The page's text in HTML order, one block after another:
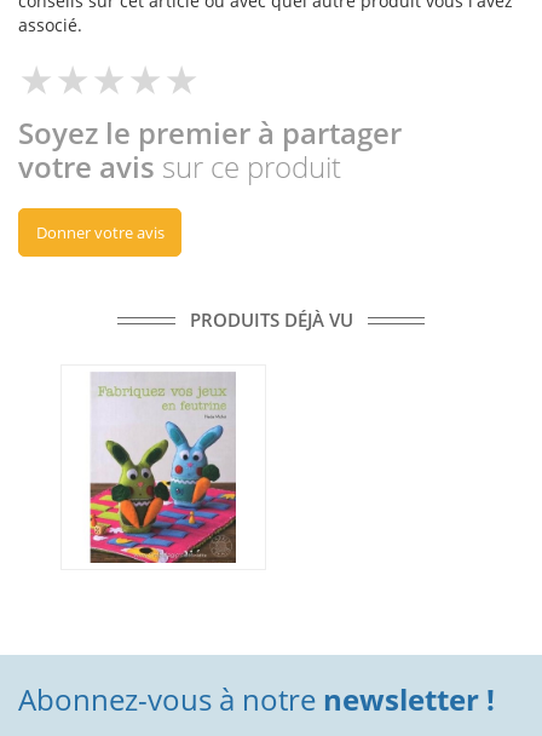
associé.
Soyez le premier à partager
votre avis sur ce produit
Donner votre avis
PRODUITS DÉJÀ VU
Abonnez-vous à notre newsletter !